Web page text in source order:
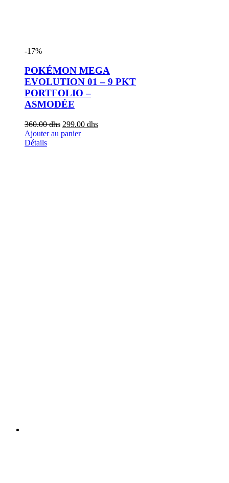
-17%
POKÉMON MEGA
EVOLUTION 01 – 9 PKT
PORTFOLIO –
ASMODÉE
360.00dhs 299.00 dhs
Ajouter au panier
Détails